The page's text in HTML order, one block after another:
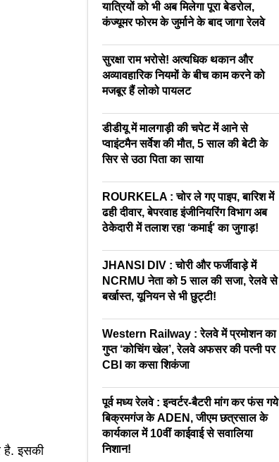
है. इसकी
यात्रियों को भी अब मिलेगा पूरा बेडरोल,
कंज्यूमर फोरम के जुर्माने के बाद जागा रेलवे
सुरक्षा राम भरोसे! अत्यधिक थकान और
अव्यावहारिक नियमों के बीच काम करने को
मजबूर हैं लोको पायलट
डीडीयू में मालगाड़ी की चपेट में आने से
प्वाइंटमैन सर्वेश की मौत, 5 साल की बेटी के
सिर से उठा पिता का साया
ROURKELA : चोर ले गए पाइप, बारिश में
ढही दीवार, बेपरवाह इंजीनियरिंग विभाग अब
ठेकेदारी में तलाश रहा ‘कमाई’ का जुगाड़!
JHANSI DIV : चोरी और फर्जीवाड़े में
NCRMU नेता को 5 साल की सजा, रेलवे से
बर्खास्त, यूनियन से भी छुट्टी!
Western Railway : रेलवे में प्रमोशन का
गुप्त ‘कोचिंग खेल’, रेलवे अफसर की पत्नी पर
CBI का कसा शिकंजा
पूर्व मध्य रेलवे : इन्वर्टर-बैटरी मांग कर फंस गये
बिक्रमगंज के ADEN, जीएम छत्रसाल के
कार्यकाल में 10वीं काईवाई से सवालिया
निशान!